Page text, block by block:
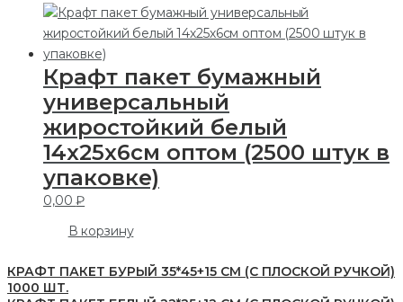
Крафт пакет бумажный
универсальный
жиростойкий белый
14х25х6см оптом (2500 штук в
упаковке)
0,00₽
В корзину
КРАФТ ПАКЕТ БУРЫЙ 35*45+15 СМ (С ПЛОСКОЙ РУЧКОЙ)
1000 ШТ.